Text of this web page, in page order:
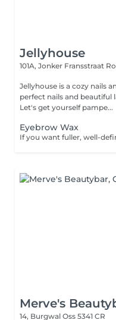
Jellyhouse
101A, Jonker Fransstraat
Jellyhouse is a cozy nails
perfect nails and beautiful
Let's get yourself pampe...
Eyebrow Wax
Merve's
14, Burgwal Oss 5341 CR